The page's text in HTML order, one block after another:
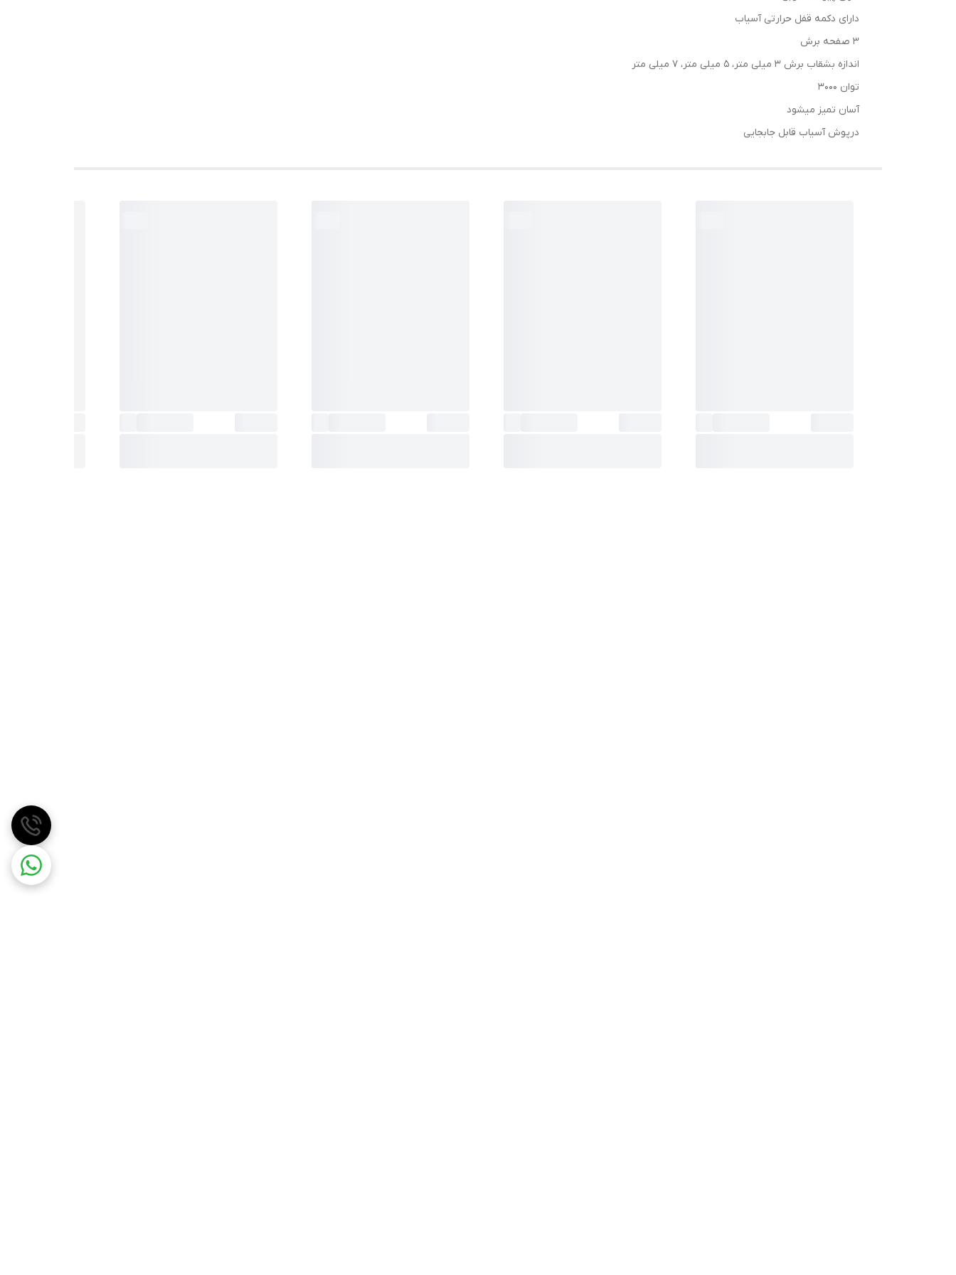
دارای دکمه قفل حرارتی آسیاب
3 صفحه برش
اندازه بشقاب برش 3 میلی متر، 5 میلی متر، 7 میلی متر
توان 3000
آسان تمیز میشود
درپوش آسیاب قابل جابجایی